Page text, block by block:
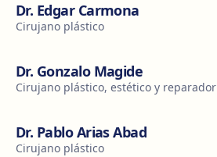
Dr. Edgar Carmona
Cirujano plástico
Dr. Gonzalo Magide
Cirujano plástico, estético y reparador
Dr. Pablo Arias Abad
Cirujano plástico